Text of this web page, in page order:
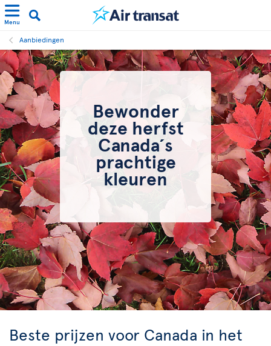
Menu
Aanbiedingen
Bewonder
deze herfst
Canada´s
prachtige
kleuren
Beste prijzen voor Canada in het